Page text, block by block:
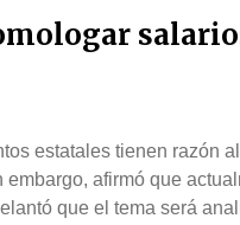
estatales tienen razón
afirmó que
que el tema será